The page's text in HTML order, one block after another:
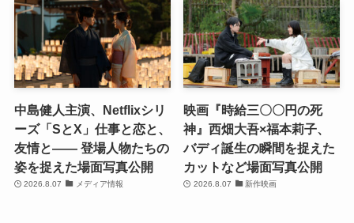
中島健人主演、Netflixシリ
ーズ「SとX」仕事と恋と、
友情と―― 登場人物たちの
姿を捉えた場面写真公開
2026.8.07 メディア情報
映画『時給三〇〇円の死
神』西畑大吾×福本莉子、
バディ誕生の瞬間を捉えた
カットなど場面写真公開
2026.8.07 新作映画